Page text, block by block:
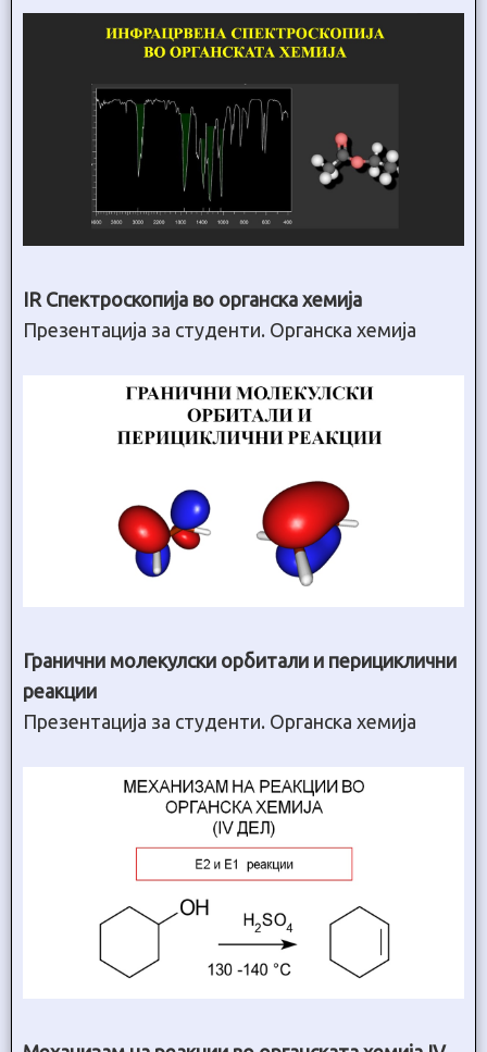
IR Спектроскопија во органска хемија
Презентација за студенти. Органска хемија
Гранични молекулски орбитали и перициклични
реакции
Презентација за студенти. Органска хемија